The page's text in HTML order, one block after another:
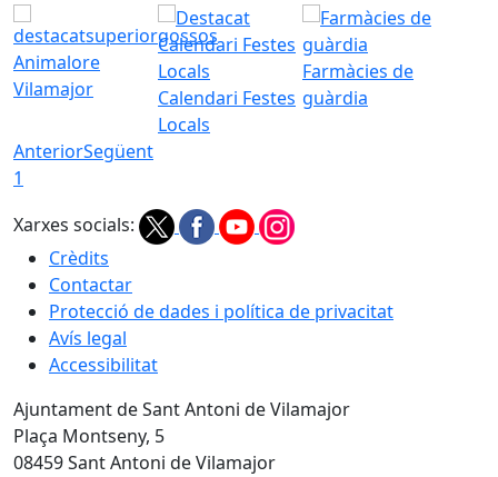
Animalore
Vilamajor
Calendari Festes
Locals
Farmàcies de
guàrdia
AnteriorSegüent
1
Xarxes socials:
Crèdits
Contactar
Protecció de dades i política de privacitat
Avís legal
Accessibilitat
Ajuntament de Sant Antoni de Vilamajor
Plaça Montseny, 5
08459 Sant Antoni de Vilamajor